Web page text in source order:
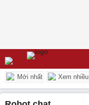
Mới nhất Xem nhiều